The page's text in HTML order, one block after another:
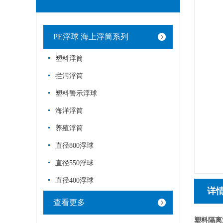
PE浮球 海上浮筒系列
塑料浮筒
拦污浮筒
塑料警示浮球
海洋浮筒
养殖浮筒
直径800浮球
直径550浮球
直径400浮球
查看更多
详
塑料隔